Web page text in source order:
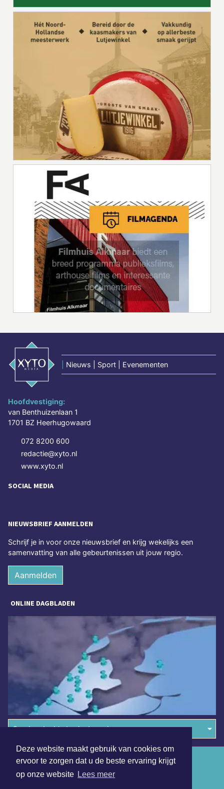
Deze website maakt gebruik van cookies om
ervoor te zorgen dat u de beste ervaring krijgt
op onze website Lees meer
Nieuws | Sport | Evenementen
Hoofdvestiging:
van Benthuizenlaan 1
1701 BZ Heerhugowaard
072 8200 600
redactie@xyto.nl
www.xyto.nl
SOCIAL MEDIA
NIEUWSBRIEF AANMELDEN
Schrijf je in voor onze nieuwsbrief en krijg wekelijks een
samenvatting van alle gebeurtenissen uit jouw regio.
Aanmelden
ONLINE DAGBLADEN
Overige dagbladen in de regio
Algemene voorwaarden
Disclaimer